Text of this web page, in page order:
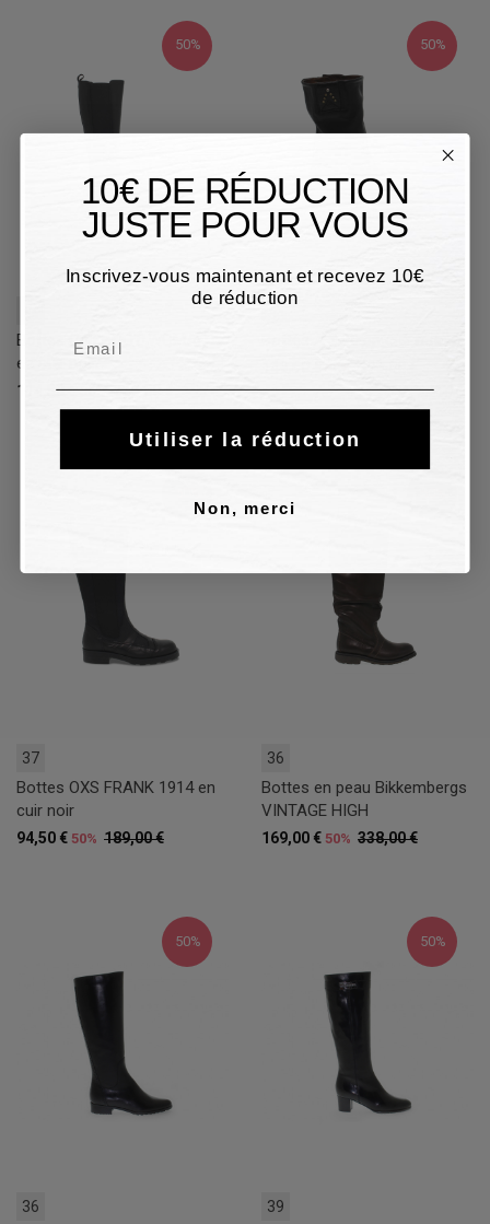
50%
Bottes Cult BOOT WOMAN
en cuir noir
229,00 €
114,50 €50%
50%
39
37
Bottes OXS FRANK 1914 en
cuir noir
189,00 €
94,50 € 50%
36
Bottes en peau Bikkembergs
VINTAGE HIGH
338,00 €
169,00 € 50%
50%
36
50%
39
10€ DE RÉDUCTION
JUSTE POUR VOUS
Inscrivez-vous maintenant et recevez 10€
de réduction
Utiliser la réduction
Non, merci